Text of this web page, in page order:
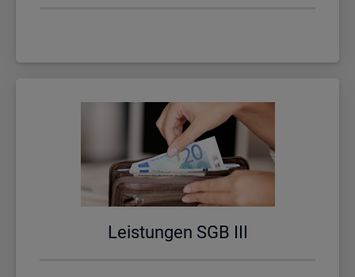
Leis­tun­gen SGB III